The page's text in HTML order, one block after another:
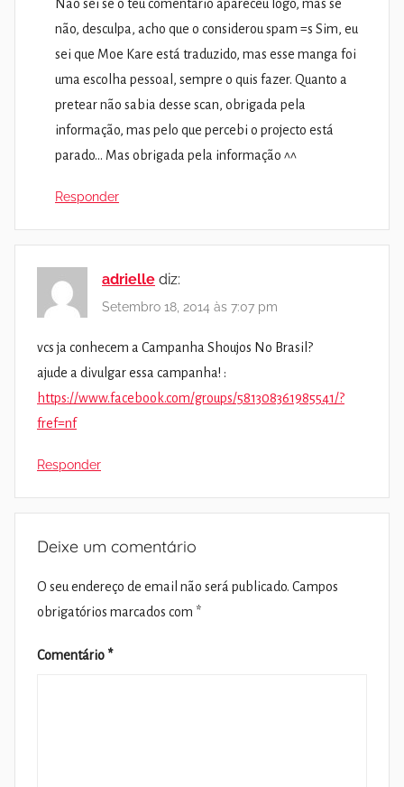
Não sei se o teu comentário apareceu logo, mas se
não, desculpa, acho que o considerou spam =s Sim, eu
sei que Moe Kare está traduzido, mas esse manga foi
uma escolha pessoal, sempre o quis fazer. Quanto a
pretear não sabia desse scan, obrigada pela
informação, mas pelo que percebi o projecto está
parado… Mas obrigada pela informação ^^
Responder
adrielle diz:
Setembro 18, 2014 às 7:07 pm
vcs ja conhecem a Campanha Shoujos No Brasil?
ajude a divulgar essa campanha! :
https://www.facebook.com/groups/581308361985541/?
fref=nf
Responder
Deixe um comentário
O seu endereço de email não será publicado. Campos
obrigatórios marcados com *
Comentário *